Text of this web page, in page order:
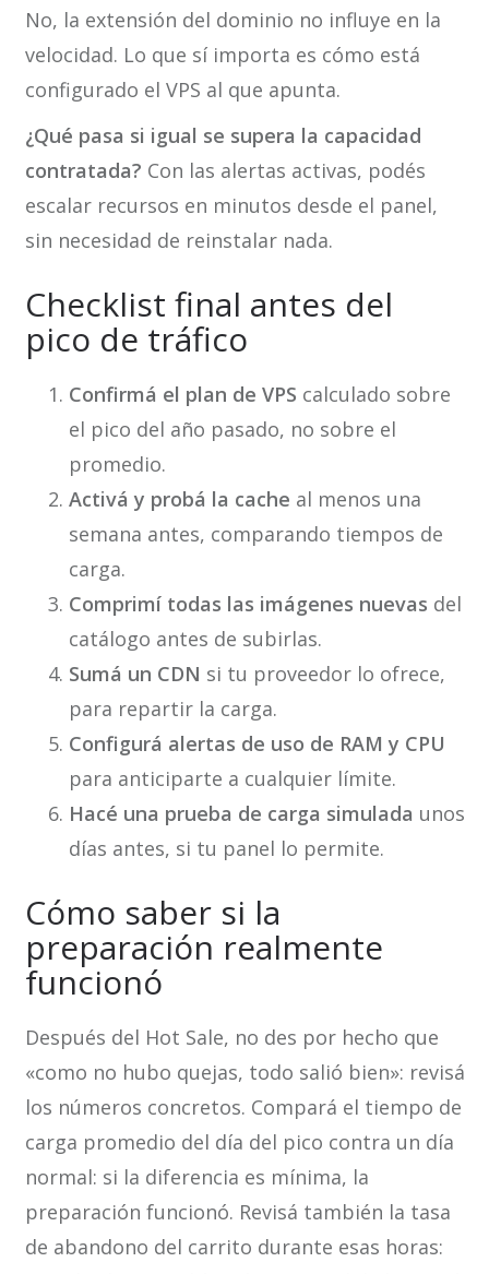
No, la extensión del dominio no influye en la
velocidad. Lo que sí importa es cómo está
configurado el VPS al que apunta.
¿Qué pasa si igual se supera la capacidad
contratada? Con las alertas activas, podés
escalar recursos en minutos desde el panel,
sin necesidad de reinstalar nada.
Checklist final antes del
pico de tráfico
Confirmá el plan de VPS calculado sobre
el pico del año pasado, no sobre el
promedio.
Activá y probá la cache al menos una
semana antes, comparando tiempos de
carga.
Comprimí todas las imágenes nuevas del
catálogo antes de subirlas.
Sumá un CDN si tu proveedor lo ofrece,
para repartir la carga.
Configurá alertas de uso de RAM y CPU
para anticiparte a cualquier límite.
Hacé una prueba de carga simulada unos
días antes, si tu panel lo permite.
Cómo saber si la
preparación realmente
funcionó
Después del Hot Sale, no des por hecho que
«como no hubo quejas, todo salió bien»: revisá
los números concretos. Compará el tiempo de
carga promedio del día del pico contra un día
normal: si la diferencia es mínima, la
preparación funcionó. Revisá también la tasa
de abandono del carrito durante esas horas: